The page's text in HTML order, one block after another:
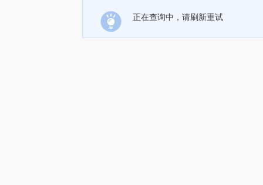
正在查询中，请刷新重试